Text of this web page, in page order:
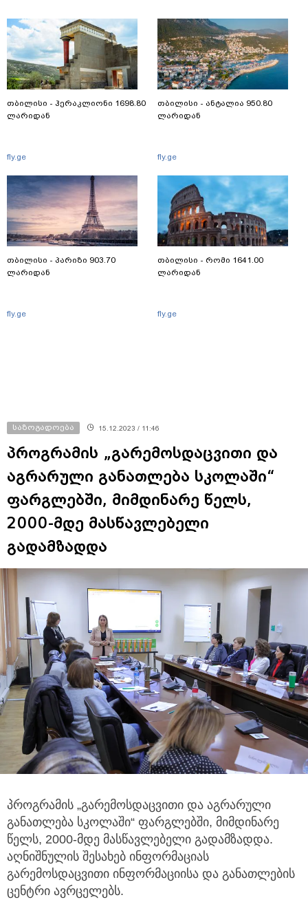
თბილისი - ჰერაკლიონი 1698.80
ლარიდან
fly.ge
თბილისი - პარიზი 903.70
ლარიდან
fly.ge
თბილისი - ანტალია 950.80
ლარიდან
fly.ge
თბილისი - რომი 1641.00
ლარიდან
fly.ge
საზოგადოება 15.12.2023 / 11:46
პროგრამის „გარემოსდაცვითი და
აგრარული განათლება სკოლაში“
ფარგლებში, მიმდინარე წელს,
2000-მდე მასწავლებელი
გადამზადდა
პროგრამის „გარემოსდაცვითი და აგრარული
განათლება სკოლაში“ ფარგლებში, მიმდინარე
წელს, 2000-მდე მასწავლებელი გადამზადდა.
აღნიშნულის შესახებ ინფორმაციას
გარემოსდაცვითი ინფორმაციისა და განათლების
ცენტრი ავრცელებს.